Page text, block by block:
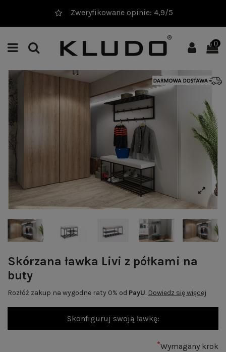
Zweryfikowane opinie: 4,9/5
0
Skórzana ławka Livi z półkami na
buty
Rozłóż zakup na wygodne raty 0% od PayU. Dowiedz się więcej
Skonfiguruj swoją ławkę:
*Wymagany krok